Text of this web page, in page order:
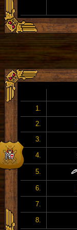
1.
2.
3.
4.
5.
6.
7.
8.